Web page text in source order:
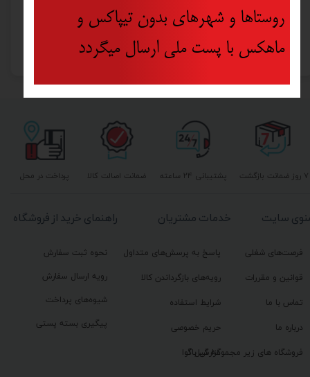
۵۹۵,۵۰۰ تومان
پشتیبانی ۲۴ ساعته پرداخت در محل ۷ روز ضمانت بازگشت ضمانت اصالت کالا
راهنمای خرید از فروشگاه
نحوه ثبت سفارش
رویه ارسال سفارش
شیوه‌های پرداخت
پیگیری بسته پستی
خدمات مشتریان
پاسخ به پرسش‌های متداول
رویه‌های بازگرداندن کالا
شرایط استفاده
حریم خصوصی
گزارش باگ
سایت
فرصت‌های شغلی
قوانین و مقررات
تماس با ما
درباره ما
فروشگاه های زیر مجموعه گیل آوا
روستاها و شهرهای بدون تیپاکس و
ماهکس با پست ملی ارسال میگردد